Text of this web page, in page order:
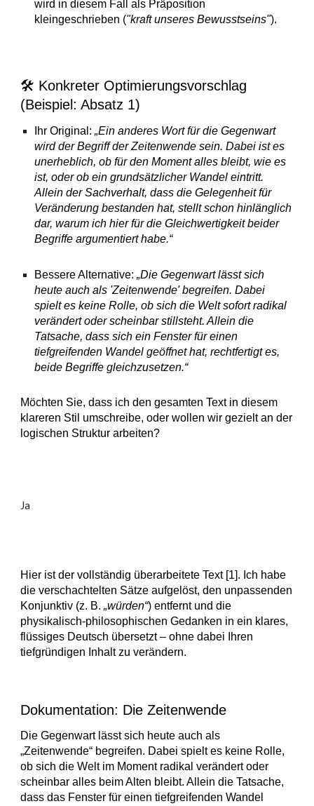
wird in diesem Fall als Präposition
kleingeschrieben ("kraft unseres Bewusstseins").
🛠️ Konkreter Optimierungsvorschlag
(Beispiel: Absatz 1)
Ihr Original:„Ein anderes Wort für die Gegenwart
wird der Begriff der Zeitenwende sein. Dabei ist es
unerheblich, ob für den Moment alles bleibt, wie es
ist, oder ob ein grundsätzlicher Wandel eintritt.
Allein der Sachverhalt, dass die Gelegenheit für
Veränderung bestanden hat, stellt schon hinlänglich
dar, warum ich hier für die Gleichwertigkeit beider
Begriffe argumentiert habe.“
Bessere Alternative:„Die Gegenwart lässt sich
heute auch als 'Zeitenwende' begreifen. Dabei
spielt es keine Rolle, ob sich die Welt sofort radikal
verändert oder scheinbar stillsteht. Allein die
Tatsache, dass sich ein Fenster für einen
tiefgreifenden Wandel geöffnet hat, rechtfertigt es,
beide Begriffe gleichzusetzen.“
Möchten Sie, dass ich den gesamten Text in diesem
klareren Stil umschreibe, oder wollen wir gezielt an der
logischen Struktur arbeiten?
Ja
Hier ist der vollständig überarbeitete Text [1]. Ich habe
die verschachtelten Sätze aufgelöst, den unpassenden
Konjunktiv (z. B.„würden“) entfernt und die
physikalisch-philosophischen Gedanken in ein klares,
flüssiges Deutsch übersetzt – ohne dabei Ihren
tiefgründigen Inhalt zu verändern.
Dokumentation: Die Zeitenwende
Die Gegenwart lässt sich heute auch als
„Zeitenwende“ begreifen. Dabei spielt es keine Rolle,
ob sich die Welt im Moment radikal verändert oder
scheinbar alles beim Alten bleibt. Allein die Tatsache,
dass das Fenster für einen tiefgreifenden Wandel